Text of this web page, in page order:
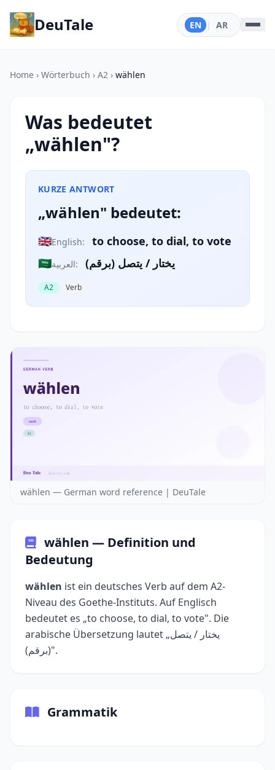
DeuTale EN | AR
Home › Wörterbuch › A2 › wählen
Was bedeutet
„wählen"?
KURZE ANTWORT
„wählen" bedeutet:
🇬🇧English:
to choose, to dial, to vote
🇸🇦
العربية: يختار / يتصل (برقم)
A2 Verb
wählen — German word reference | DeuTale
wählen — Definition und
Bedeutung
wählen ist ein deutsches Verb auf dem A2-
Niveau des Goethe-Instituts. Auf Englisch
bedeutet es „to choose, to dial, to vote". Die
arabische Übersetzung lautet „يختار / يتصل
(برقم)".
Grammatik